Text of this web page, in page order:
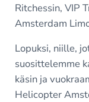
Ritchessin, VIP
Amsterdam
Lopuksi, niille,
suosittelemme
käsin ja
Helicopter